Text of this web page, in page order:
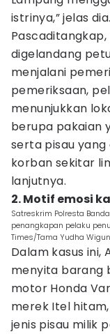
istrinya,” jelas dia.
Pascaditangkap,
digelandang
menjalani
pemeriksaan,
menunjukkan
berupa pakaian
serta pisau yang
korban sekitar
lanjutnya.
2. Motif emosi
Satreskrim Polresta
penangkapan pelaku
Times/Tama Yudha
Dalam kasus
menyita barang
motor Honda
merek Itel
jenis pisau milik